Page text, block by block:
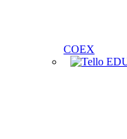
COEX